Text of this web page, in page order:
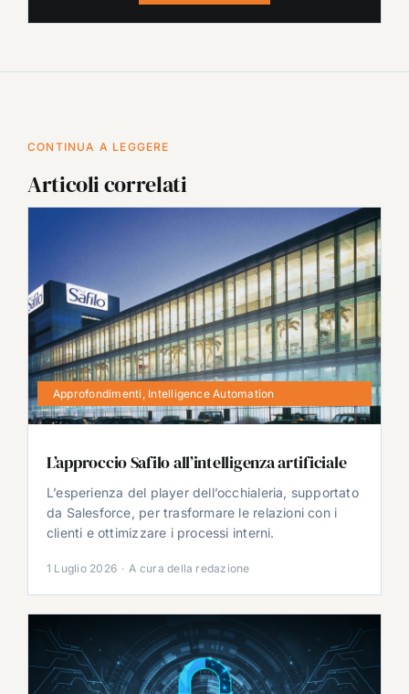
CONTINUA A LEGGERE
Articoli correlati
Approfondimenti Intelligence Automation
L’approccio Safilo all’intelligenza artificiale
L’esperienza del player dell’occhialeria, supportato
da Salesforce, per trasformare le relazioni con i
clienti e ottimizzare i processi interni.
1 Luglio 2026 · A cura della redazione